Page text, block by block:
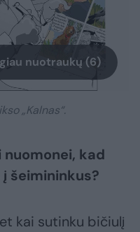
nuotraukų (6)
„Kalnas“.
kad
šeimininkus?
kai sutinku bičiulį